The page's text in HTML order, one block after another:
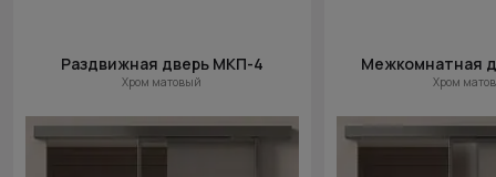
Раздвижная дверь МКП-4
Хром матовый
Межкомнатная
Хром